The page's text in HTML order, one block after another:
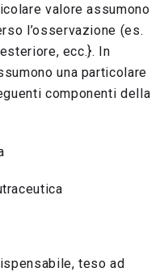
valore assumono
l’osservazione (es.
ecc.}. In
una particolare
componenti della
teso ad